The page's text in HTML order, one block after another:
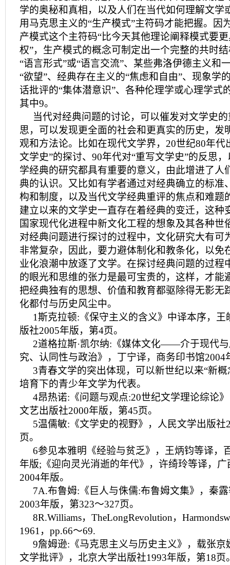
学的奥秘和真相，以及人们在当代如何理解文学
用马克思主义的“生产模式”主符码才能把握。因
产模式这个主符码“比今天其他理论阐释模式要
权”，生产模式的概念可制定出一个完整的共时
“语言形式”或“语言交流”、某些弗洛伊德主义和
“欲望”、经典存在主义的“焦虑和自由”、现象学
话批评的“集体潜意识”、各种伦理学或心理学式
其中9。
当代对经典问题的讨论，可以催发对文学史
思，可以发现更全面的社会和更真实的历史，发
观和方法论。比如在现代文学界，20世纪80年代
文学史”的探讨、90年代对“重写文学史”的反思
学经典的研究都具有重要的意义，由此增进了人
典的认识。又比如有学者通过对经典确立的标准
构和制度，以及当代文学经典重评的焦点和难题
建立以来的文学史一直存在着经典的变迁，这种
国家现代化进程中新文化工程的想象及其各种世
对经典问题进行探讨的过程中，文化研究大有可
非常复杂，因此，要力避体制化和教条化，以免
业化浪潮中放逐了文学。在探讨经典问题的过程
的眼光和思维的张力是最可宝贵的，这样，才能
把经典独有的思想、价值和教育都驱除得无影无
化都付与历史风尘中。
1斯克拉顿:《保守主义的含义》中译本序，
版社2005年版，第4页。
2道格拉斯·凯尔纳:《媒体文化——介于现代
究、认同性与政治》，丁宁译，商务印书馆2004
3青春文学的突出体现，可以新世纪以来“新
培育下的青少年文学为代表。
4昂热诺:《问题与观点:20世纪文学理论综论
文艺出版社2000年版，第45页。
5温儒敏:《文学史的视野》，人民文学出版社
页。
6参见本雅明《经验与贫乏》，王炳钧等译，
年版;《迎向灵光消逝的年代》，许绮玲等译，
2004年版。
7A.布鲁姆:《巨人与侏儒:布鲁姆文集》，秦
2003年版，第323～327页。
8R.Williams，TheLongRevolution，
1961，pp.66～69.
9詹姆逊:《马克思主义与历史主义》，载张京
文学批评》，北京大学出版社1993年版，第18页